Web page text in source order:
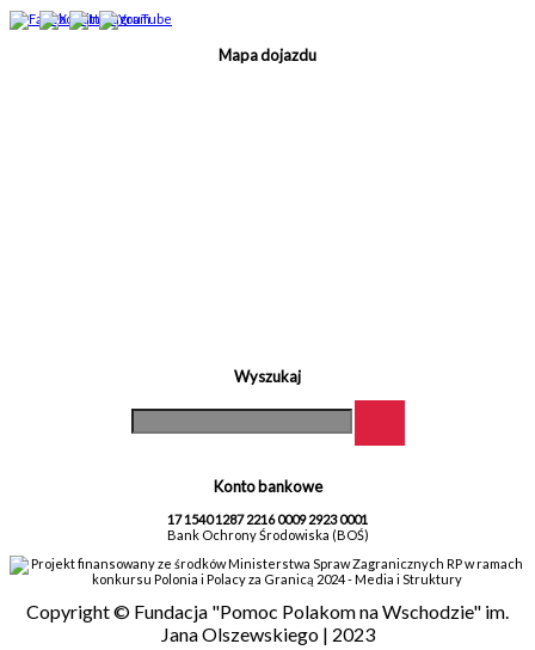
Mapa dojazdu
Wyszukaj
Konto bankowe
17 1540 1287 2216 0009 2923 0001
Bank Ochrony Środowiska (BOŚ)
Projekt finansowany ze środków Ministerstwa Spraw Zagranicznych RP w ramach
konkursu Polonia i Polacy za Granicą 2024 - Media i Struktury
Copyright © Fundacja "Pomoc Polakom na Wschodzie" im.
Jana Olszewskiego | 2023